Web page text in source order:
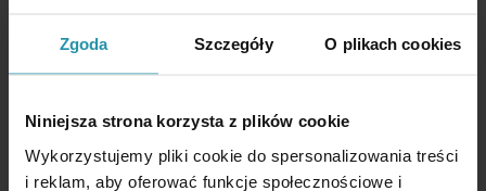
Zgoda Szczegóły O plikach cookies
Niniejsza strona korzysta z plików cookie
Wykorzystujemy pliki cookie do spersonalizowania treści
i reklam, aby oferować funkcje społecznościowe i
MAGNETI DI TENUTA SPECIALI